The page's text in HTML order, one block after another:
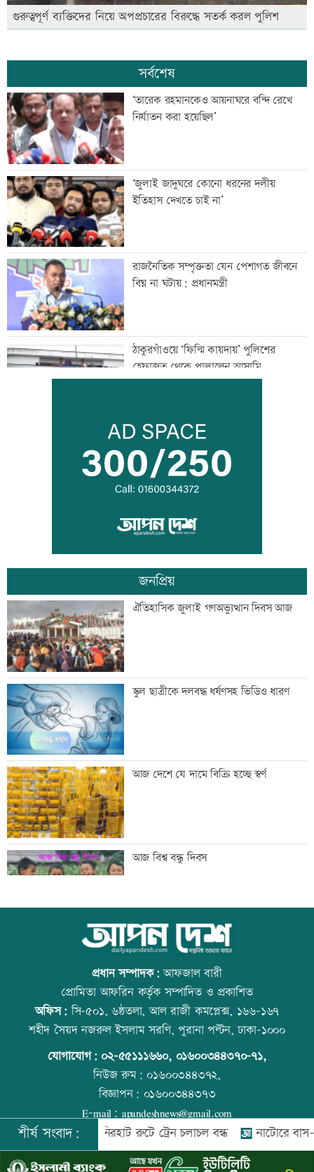
গুরুত্বপূর্ণ ব্যক্তিদের নিয়ে অপপ্রচারের বিরুদ্ধে সতর্ক করল পুলিশ
সর্বশেষ
‘তারেক রহমানকেও আয়নাঘরে বন্দি রেখে
নির্যাতন করা হয়েছিল’
‘জুলাই জাদুঘরে কোনো ধরনের দলীয়
ইতিহাস দেখতে চাই না’
রাজনৈতিক সম্পৃক্ততা যেন পেশাগত জীবনে
বিঘ্ন না ঘটায়: প্রধানমন্ত্রী
ঠাকুরগাঁওয়ে ‘ফিল্মি কায়দায়’ পুলিশের
হেফাজত থেকে পালালেন আসামি
রংপুর-লালমনিরহাট রুটে ট্রেন চলাচল বন্ধ
নাটোরে বাস-ভুটভুটির সংঘর্ষে তিন গরু
ব্যবসায়ী নিহত
ইরান যুদ্ধ থেকে সম্মানজনকভাবে সরে আসা
উচিত: মার্কিন জেনারেল
অস্ট্রেলিয়ায় পরীক্ষার আগেই ফেল শান্তরা
চাঁদপুরে নারীর পেট থেকে ৪ কেজি ৮০০
গ্রামের টিউমার অপসারণ
একদিনের ব্যবধানে বাড়ল স্বর্ণের দাম, ভরি
কত
নারী সহকর্মীর ঘর থেকে বস্ত্রহীন অবস্থায়
যুবদল নেতা আটক
ড্যাবের প্রতিষ্ঠাবার্ষিকীতে প্রধানমন্ত্রী
ট্রাম্পের বিলাসী ’বলরুম প্রকল্প’ আটকে
দিলেন আদালত
জনপ্রিয়
ঐতিহাসিক জুলাই গণঅভ্যুত্থান দিবস আজ
স্কুল ছাত্রীকে দলবদ্ধ ধর্ষণসহ ভিডিও ধারণ
আজ দেশে যে দামে বিক্রি হচ্ছে স্বর্ণ
আজ বিশ্ব বন্ধু দিবস
উত্থান-পতনের বাজারে আজ স্বর্ণের ভরি কত
আজ স্বর্ণ-রুপা যে দামে বিক্রি হচ্ছে
কোরআন-হাদিসে নামাজ না পড়ার শাস্তি
প্রধান সম্পাদক:আফজাল বারী
প্রোমিতা আফরিন কর্তৃক সম্পাদিত ও প্রকাশিত
অফিস:সি-৫০১, ৬ষ্ঠতলা, আল রাজী কমপ্লেক্স, ১৬৬-১৬৭
শহীদ সৈয়দ নজরুল ইসলাম সরণি, পুরানা পল্টন, ঢাকা-১০০০
যোগাযোগ: ০২-৫৫১১১৬৬০, ০১৬০০৩৪৪৩৭০-৭১,
নিউজ রুম:০১৬০০৩৪৪৩৭২,
বিজ্ঞাপন: ০১৬০০৩৪৪৩৭৩
E-mail: apandeshnews@gmail.com
©২০২৬ |আপন দেশ ডটকমকর্তৃক সর্বসত্ব ® সংরক্ষিত | উন্নয়নে
ইমিথমেকারস.কম
শীর্ষ সংবাদ:
রংপুর-লালমনিরহাট রুটে ট্রেন চলাচল বন্ধ নাটোরে বাস-ভুটভুটির